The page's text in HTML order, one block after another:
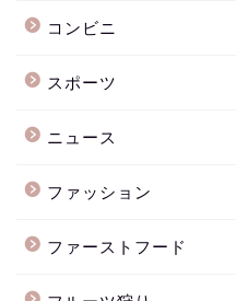
コンビニ
スポーツ
ニュース
ファッション
ファーストフード